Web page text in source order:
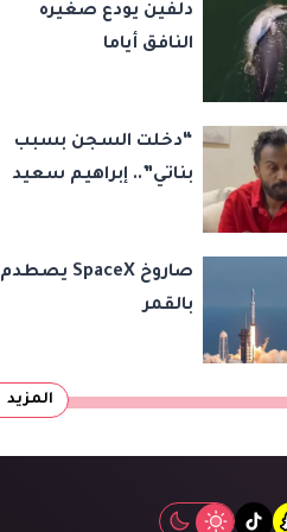
دلفين يودع صغيره
النافق أياما
“دخلت السجن بسبب
بناتي”.. إبراهيم سعيد
لابنتيه
صاروخ SpaceX يصطدم
بالقمر
المزيد